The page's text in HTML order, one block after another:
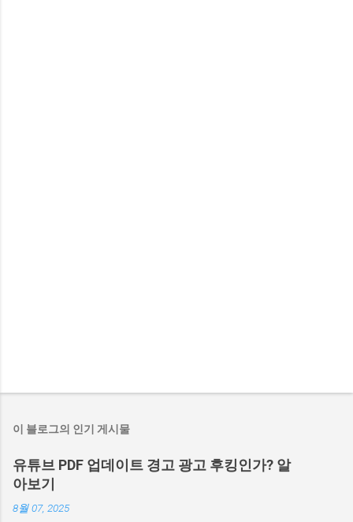
이 블로그의 인기 게시물
유튜브 PDF 업데이트 경고 광고 후킹인가? 알
아보기
8월 07, 2025